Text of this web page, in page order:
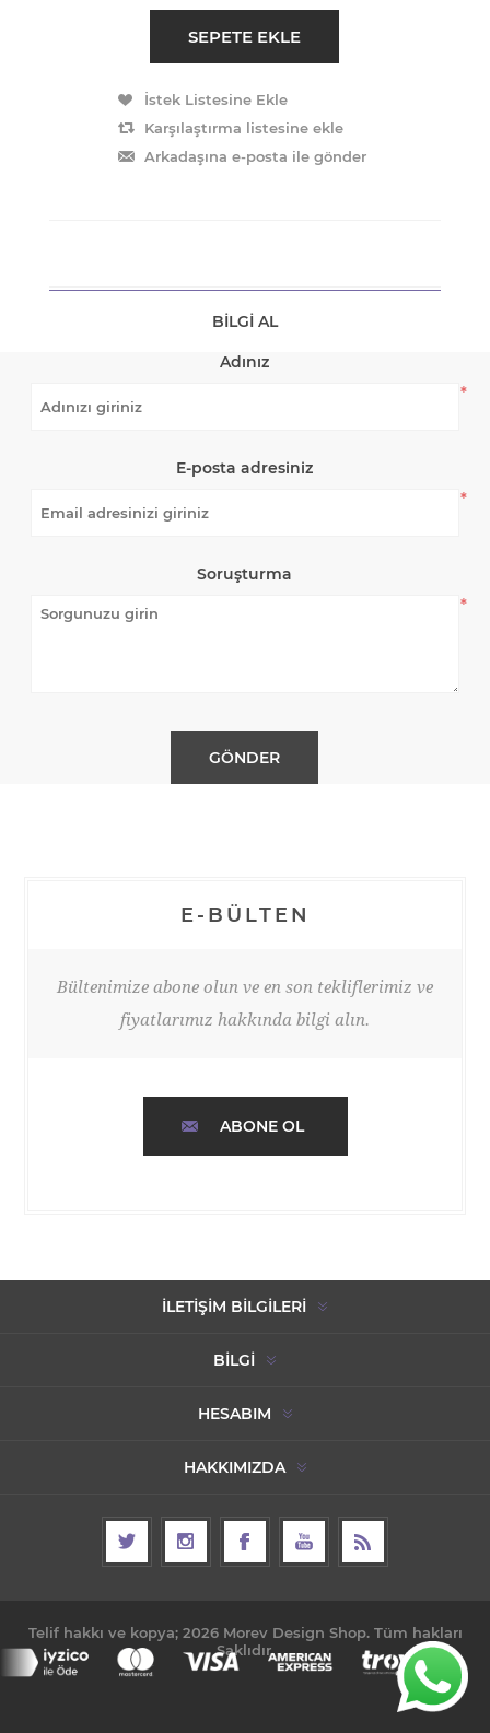
BILGI AL
Adınız
*
E-posta adresiniz
*
Soruşturma
*
E-BÜLTEN
Bültenimize abone olun ve en son tekliflerimiz ve
fiyatlarımız hakkında bilgi alın.
ABONE OL
İLETIŞIM BILGILERI
BILGI
HESABIM
HAKKIMIZDA
Telif hakkı ve kopya; 2026 Morev Design Shop. Tüm hakları
Saklıdır.